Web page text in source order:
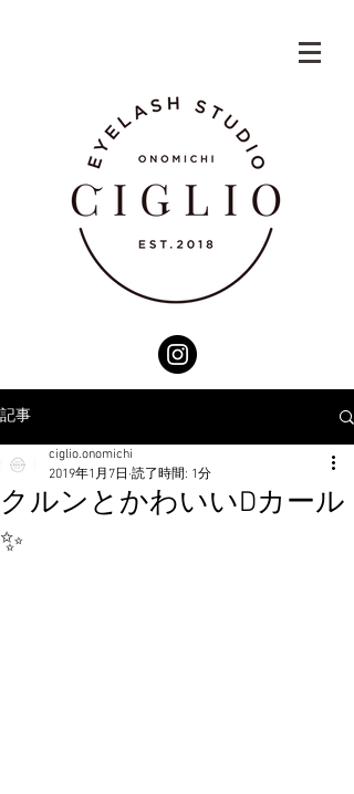
記事
クルンとかわいいDカール
✨
ciglio.onomichi
2019年1月7日 読了時間: 1分